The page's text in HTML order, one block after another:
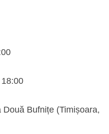
Bufnițe (Timișoara,